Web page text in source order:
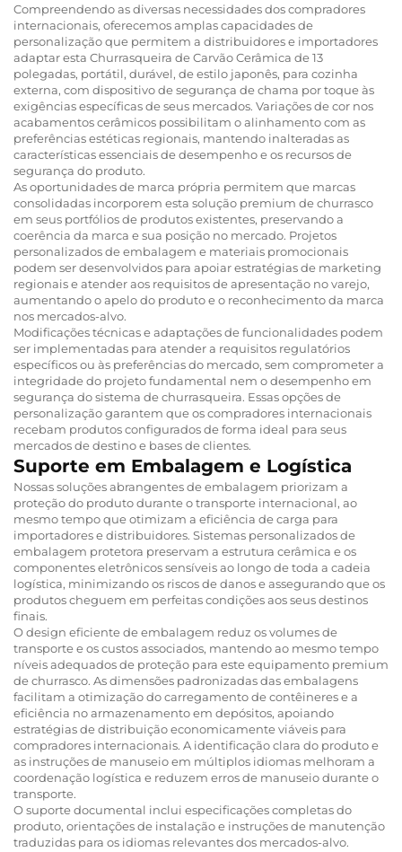
Compreendendo as diversas necessidades dos compradores
internacionais, oferecemos amplas capacidades de
personalização que permitem a distribuidores e importadores
adaptar esta Churrasqueira de Carvão Cerâmica de 13
polegadas, portátil, durável, de estilo japonês, para cozinha
externa, com dispositivo de segurança de chama por toque às
exigências específicas de seus mercados. Variações de cor nos
acabamentos cerâmicos possibilitam o alinhamento com as
preferências estéticas regionais, mantendo inalteradas as
características essenciais de desempenho e os recursos de
segurança do produto.
As oportunidades de marca própria permitem que marcas
consolidadas incorporem esta solução premium de churrasco
em seus portfólios de produtos existentes, preservando a
coerência da marca e sua posição no mercado. Projetos
personalizados de embalagem e materiais promocionais
podem ser desenvolvidos para apoiar estratégias de marketing
regionais e atender aos requisitos de apresentação no varejo,
aumentando o apelo do produto e o reconhecimento da marca
nos mercados-alvo.
Modificações técnicas e adaptações de funcionalidades podem
ser implementadas para atender a requisitos regulatórios
específicos ou às preferências do mercado, sem comprometer a
integridade do projeto fundamental nem o desempenho em
segurança do sistema de churrasqueira. Essas opções de
personalização garantem que os compradores internacionais
recebam produtos configurados de forma ideal para seus
mercados de destino e bases de clientes.
Suporte em Embalagem e Logística
Nossas soluções abrangentes de embalagem priorizam a
proteção do produto durante o transporte internacional, ao
mesmo tempo que otimizam a eficiência de carga para
importadores e distribuidores. Sistemas personalizados de
embalagem protetora preservam a estrutura cerâmica e os
componentes eletrônicos sensíveis ao longo de toda a cadeia
logística, minimizando os riscos de danos e assegurando que os
produtos cheguem em perfeitas condições aos seus destinos
finais.
O design eficiente de embalagem reduz os volumes de
transporte e os custos associados, mantendo ao mesmo tempo
níveis adequados de proteção para este equipamento premium
de churrasco. As dimensões padronizadas das embalagens
facilitam a otimização do carregamento de contêineres e a
eficiência no armazenamento em depósitos, apoiando
estratégias de distribuição economicamente viáveis para
compradores internacionais. A identificação clara do produto e
as instruções de manuseio em múltiplos idiomas melhoram a
coordenação logística e reduzem erros de manuseio durante o
transporte.
O suporte documental inclui especificações completas do
produto, orientações de instalação e instruções de manutenção
traduzidas para os idiomas relevantes dos mercados-alvo.